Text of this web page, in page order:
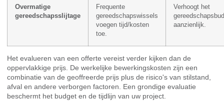
Overmatige
gereedschapsslijtage
Frequente
gereedschapswissels
voegen tijd/kosten
toe.
Verhoogt het
aanzienlijk.
Het evalueren van een offerte vereist verder kijken dan de
oppervlakkige prijs. De werkelijke bewerkingskosten zijn een
combinatie van de geoffreerde prijs plus de risico's van stilstand,
afval en andere verborgen factoren. Een grondige evaluatie
beschermt het budget en de tijdlijn van uw project.